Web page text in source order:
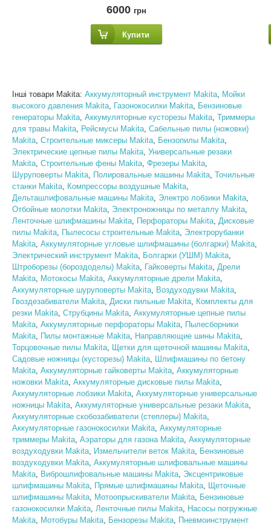
6000 грн
Купити
Інші товари Makita: Аккумуляторный инструмент Makita, Мойки
высокого давления Makita, Газонокосилки Makita, Бензиновые
генераторы Makita, Аккумуляторные кусторезы Makita, Триммеры
для травы Makita, Рейсмусы Makita, Сабельные пилы (ножовки)
Makita, Строительные миксеры Makita, Бензопилы Makita,
Электрические цепные пилы Makita, Универсальные резаки
Makita, Строительные фены Makita, Фрезеры Makita,
Шуруповерты Makita, Полировальные машины Makita, Точильные
станки Makita, Компрессоры воздушные Makita,
Дельташлифовальные машины Makita, Электро лобзики Makita,
Отбойные молотки Makita, Электроножницы по металлу Makita,
Ленточные шлифмашины Makita, Перфораторы Makita, Дисковые
пилы Makita, Пылесосы строительные Makita, Электрорубанки
Makita, Аккумуляторные угловые шлифмашины (болгарки) Makita,
Электрический инструмент Makita, Болгарки (УШМ) Makita,
Штроборезы (бороздоделы) Makita, Гайковерты Makita, Дрели
Makita, Мотокосы Makita, Аккумуляторные дрели Makita,
Аккумуляторные шуруповерты Makita, Воздуходувки Makita,
Гвоздезабиватели Makita, Диски пильные Makita, Комплекты для
резки Makita, Струбцины Makita, Аккумуляторные цепные пилы
Makita, Аккумуляторные перфораторы Makita, Пылесборники
Makita, Пилы монтажные Makita, Направляющие шины Makita,
Торцовочные пилы Makita, Щетки для щеточной машины Makita,
Садовые ножницы (кусторезы) Makita, Шлифмашины по бетону
Makita, Аккумуляторные гайковерты Makita, Аккумуляторные
ножовки Makita, Аккумуляторные дисковые пилы Makita,
Аккумуляторные лобзики Makita, Аккумуляторные универсальные
ножницы Makita, Аккумуляторные универсальные резаки Makita,
Аккумуляторные скобозабиватели (степлеры) Makita,
Аккумуляторные газонокосилки Makita, Аккумуляторные
триммеры Makita, Аэраторы для газона Makita, Аккумуляторные
воздуходувки Makita, Измельчители веток Makita, Бензиновые
воздуходувки Makita, Аккумуляторные шлифовальные машины
Makita, Виброшлифовальные машины Makita, Эксцентриковые
шлифмашины Makita, Прямые шлифмашины Makita, Щеточные
шлифмашины Makita, Мотоопрыскиватели Makita, Бензиновые
газонокосилки Makita, Ленточные пилы Makita, Насосы погружные
Makita, Мотобуры Makita, Бензорезы Makita, Пневмоинструмент